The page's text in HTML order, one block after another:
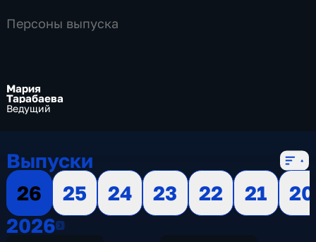
Персоны выпуска
Мария
Тарабаева
Ведущий
Выпуски
26
25 24 23 22 21
20
20262026